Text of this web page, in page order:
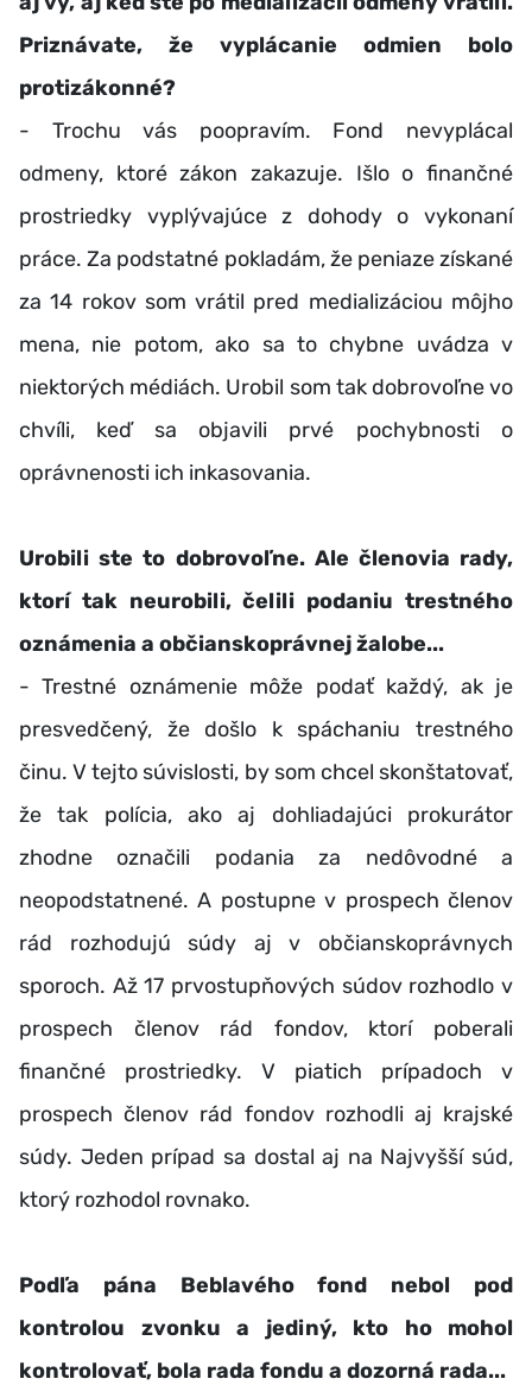
Priznávate, že vyplácanie odmien bolo
protizákonné?
- Trochu vás poopravím. Fond nevyplácal
odmeny, ktoré zákon zakazuje. Išlo o finančné
prostriedky vyplývajúce z dohody o vykonaní
práce. Za podstatné pokladám, že peniaze získané
za 14 rokov som vrátil pred medializáciou môjho
mena, nie potom, ako sa to chybne uvádza v
niektorých médiách. Urobil som tak dobrovoľne vo
chvíli, keď sa objavili prvé pochybnosti o
oprávnenosti ich inkasovania.
Urobili ste to dobrovoľne. Ale členovia rady,
ktorí tak neurobili, čelili podaniu trestného
oznámenia a občianskoprávnej žalobe...
- Trestné oznámenie môže podať každý, ak je
presvedčený, že došlo k spáchaniu trestného
činu. V tejto súvislosti, by som chcel skonštatovať,
že tak polícia, ako aj dohliadajúci prokurátor
zhodne označili podania za nedôvodné a
neopodstatnené. A postupne v prospech členov
rád rozhodujú súdy aj v občianskoprávnych
sporoch. Až 17 prvostupňových súdov rozhodlo v
prospech členov rád fondov, ktorí poberali
finančné prostriedky. V piatich prípadoch v
prospech členov rád fondov rozhodli aj krajské
súdy. Jeden prípad sa dostal aj na Najvyšší súd,
ktorý rozhodol rovnako.
Podľa pána Beblavého fond nebol pod
kontrolou zvonku a jediný, kto ho mohol
kontrolovať, bola rada fondu a dozorná rada...